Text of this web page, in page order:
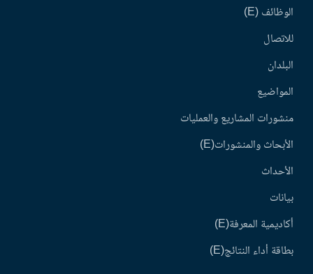
الوظائف (E)
للاتصال
البلدان
المواضيع
منشورات المشاريع والعمليات
الأبحاث والمنشورات(E)
الأحداث
بيانات
أكاديمية المعرفة(E)
بطاقة أداء النتائج(E)